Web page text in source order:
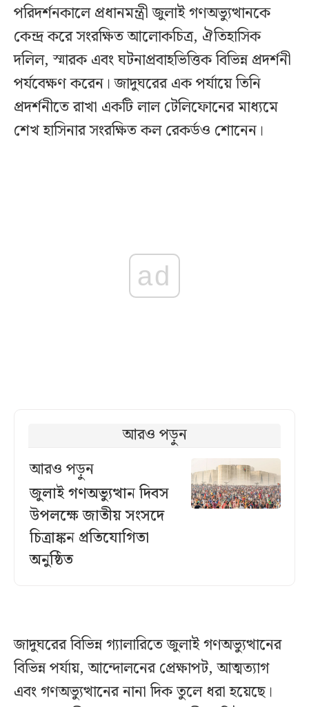
পরিদর্শনকালে প্রধানমন্ত্রী জুলাই গণঅভ্যুত্থানকে
কেন্দ্র করে সংরক্ষিত আলোকচিত্র, ঐতিহাসিক
দলিল, স্মারক এবং ঘটনাপ্রবাহভিত্তিক বিভিন্ন প্রদর্শনী
পর্যবেক্ষণ করেন। জাদুঘরের এক পর্যায়ে তিনি
প্রদর্শনীতে রাখা একটি লাল টেলিফোনের মাধ্যমে
শেখ হাসিনার সংরক্ষিত কল রেকর্ডও শোনেন।
ad
আরও পড়ুন
আরও পড়ুন
জুলাই গণঅভ্যুত্থান দিবস
উপলক্ষে জাতীয় সংসদে
চিত্রাঙ্কন প্রতিযোগিতা
অনুষ্ঠিত
জাদুঘরের বিভিন্ন গ্যালারিতে জুলাই গণঅভ্যুত্থানের
বিভিন্ন পর্যায়, আন্দোলনের প্রেক্ষাপট, আত্মত্যাগ
এবং গণঅভ্যুত্থানের নানা দিক তুলে ধরা হয়েছে।